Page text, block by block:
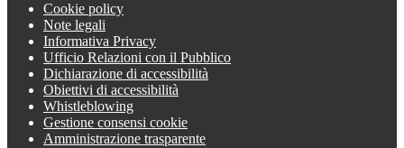
Cookie policy
Note legali
Informativa Privacy
Ufficio Relazioni con il Pubblico
Dichiarazione di accessibilità
Obiettivi di accessibilità
Whistleblowing
Gestione consensi cookie
Amministrazione trasparente